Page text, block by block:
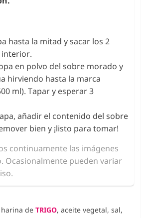
hasta la mitad y sacar los 2
interior.
en polvo del sobre morado y
hirviendo hasta la marca
ml). Tapar y esperar 3
añadir el contenido del sobre
bien y ¡listo para tomar!
continuamente las imágenes
Ocasionalmente pueden variar
harina de TRIGO, aceite vegetal, sal,